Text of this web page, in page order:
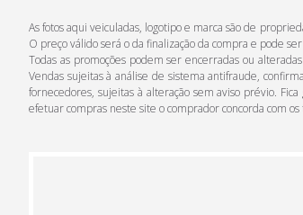
As fotos aqui veiculadas, logotipo e marca são de
O preço válido será o da finalização da compra e pode
Todas as promoções podem ser encerradas ou
Vendas sujeitas à análise de sistema antifraude,
fornecedores, sujeitas à alteração sem aviso prévio.
efetuar compras neste site o comprador concorda com